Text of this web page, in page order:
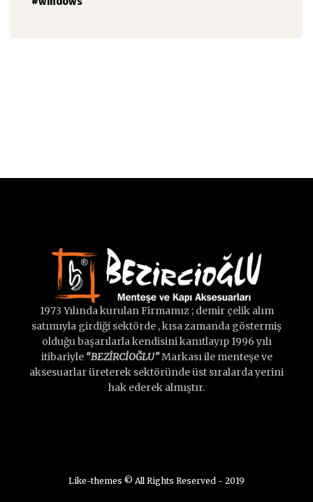
1973 Yılında kurulan Firmamız ; demir çelik alım
satımıyla girdiği sektörde , kısa zamanda göstermiş
olduğu başarılarla kendisini kanıtlayıp 1996 yılı
itibariyle “BEZİRCİOĞLU”Markası ile menteşe ve
aksesuarlar üreterek sektöründe üst sıralarda yerini
hak ederek almıştır.
Like-themes © All Rights Reserved - 2019